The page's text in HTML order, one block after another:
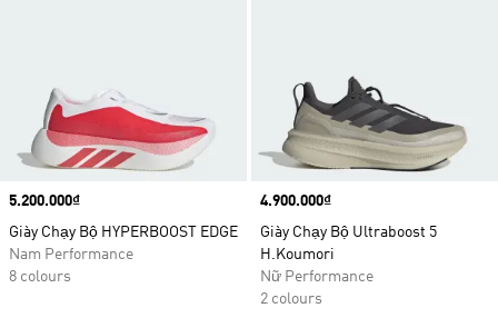
Price
5.200.000₫
Giày Chạy Bộ HYPERBOOST EDGE
Nam Performance
8 colours
Price
4.900.000₫
Giày Chạy Bộ Ultraboost 5
H.Koumori
Nữ Performance
2 colours